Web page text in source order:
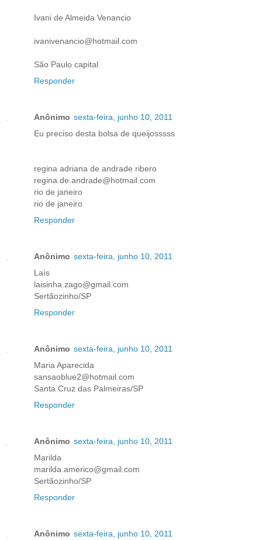
Ivani de Almeida Venancio
ivanivenancio@hotmail.com
São Paulo capital
Responder
Anônimo sexta-feira, junho 10, 2011
Eu preciso desta bolsa de queijosssss
regina adriana de andrade ribero
regina.de.andrade@hotmail.com
rio de janeiro
rio de janeiro
Responder
Anônimo sexta-feira, junho 10, 2011
Laís
laisinha.zago@gmail.com
Sertãozinho/SP
Responder
Anônimo sexta-feira, junho 10, 2011
Maria Aparecida
sansaoblue2@hotmail.com
Santa Cruz das Palmeiras/SP
Responder
Anônimo sexta-feira, junho 10, 2011
Marilda
marilda.americo@gmail.com
Sertãozinho/SP
Responder
Anônimo sexta-feira, junho 10, 2011